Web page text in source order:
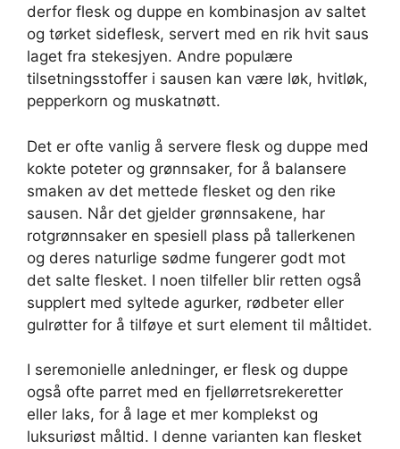
derfor flesk og duppe en kombinasjon av saltet
og tørket sideflesk, servert med en rik hvit saus
laget fra stekesjyen. Andre populære
tilsetningsstoffer i sausen kan være løk, hvitløk,
pepperkorn og muskatnøtt.
Det er ofte vanlig å servere flesk og duppe med
kokte poteter og grønnsaker, for å balansere
smaken av det mettede flesket og den rike
sausen. Når det gjelder grønnsakene, har
rotgrønnsaker en spesiell plass på tallerkenen
og deres naturlige sødme fungerer godt mot
det salte flesket. I noen tilfeller blir retten også
supplert med syltede agurker, rødbeter eller
gulrøtter for å tilføye et surt element til måltidet.
I seremonielle anledninger, er flesk og duppe
også ofte parret med en fjellørretsrekeretter
eller laks, for å lage et mer komplekst og
luksuriøst måltid. I denne varianten kan flesket